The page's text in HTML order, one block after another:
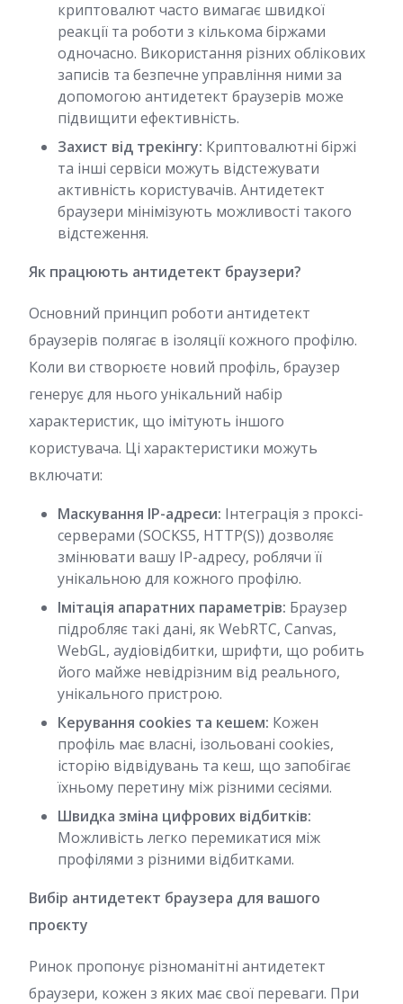
криптовалют часто вимагає швидкої
реакції та роботи з кількома біржами
одночасно. Використання різних облікових
записів та безпечне управління ними за
допомогою антидетект браузерів може
підвищити ефективність.
Захист від трекінгу: Криптовалютні біржі
та інші сервіси можуть відстежувати
активність користувачів. Антидетект
браузери мінімізують можливості такого
відстеження.
Як працюють антидетект браузери?
Основний принцип роботи антидетект
браузерів полягає в ізоляції кожного профілю.
Коли ви створюєте новий профіль, браузер
генерує для нього унікальний набір
характеристик, що імітують іншого
користувача. Ці характеристики можуть
включати:
Маскування IP-адреси: Інтеграція з проксі-
серверами (SOCKS5, HTTP(S)) дозволяє
змінювати вашу IP-адресу, роблячи її
унікальною для кожного профілю.
Імітація апаратних параметрів: Браузер
підробляє такі дані, як WebRTC, Canvas,
WebGL, аудіовідбитки, шрифти, що робить
його майже невідрізним від реального,
унікального пристрою.
Керування cookies та кешем: Кожен
профіль має власні, ізольовані cookies,
історію відвідувань та кеш, що запобігає
їхньому перетину між різними сесіями.
Швидка зміна цифрових відбитків:
Можливість легко перемикатися між
профілями з різними відбитками.
Вибір антидетект браузера для вашого
проєкту
Ринок пропонує різноманітні антидетект
браузери, кожен з яких має свої переваги. При